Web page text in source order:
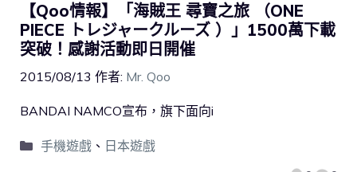
【Qoo情報】「海賊王 尋寶之旅 （ONE
PIECE トレジャークルーズ ）」1500萬下載
突破！感謝活動即日開催
2015/08/13 作者: Mr. Qoo
BANDAI NAMCO宣布，旗下面向i
手機遊戲、 日本遊戲